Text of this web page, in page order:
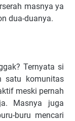
masnya ya
dua-duanya.
Ternyata si
satu komunitas
meski pernah
Masnya juga
buru mencari